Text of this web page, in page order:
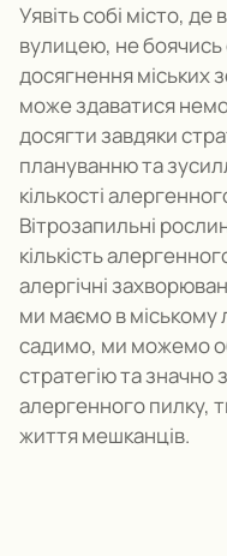
Уявіть собі місто,
вулицею, не боячись
досягнення міських
може здаватися
досягти завдяки
плануванню та
кількості
Вітрозапильні
кількість
алергічні
ми маємо в міському
садимо, ми можемо
стратегію та значно
алергенного пилку,
життя мешканців.